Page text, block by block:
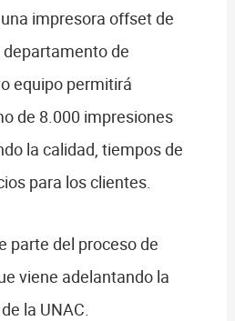
impresora offset de
de
equipo permitirá
de 8.000 impresiones
la calidad, tiempos de
para los clientes.
parte del proceso de
viene adelantando la
la UNAC.